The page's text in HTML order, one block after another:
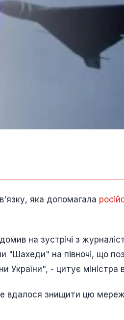
яка допомагала
на зустрічі з
"Шахеди" на півночі, що
України", - цитує міністра
вдалося знищити цю